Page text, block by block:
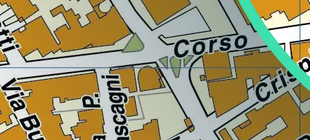
Molise
Regione
Piemonte
Regione
Puglia
Regione
Sardegna